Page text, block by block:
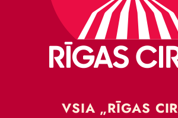
VSIA „RĪGAS